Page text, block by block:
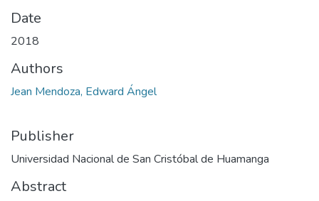
Date
2018
Authors
Jean Mendoza, Edward Ángel
Publisher
Universidad Nacional de San Cristóbal de Huamanga
Abstract